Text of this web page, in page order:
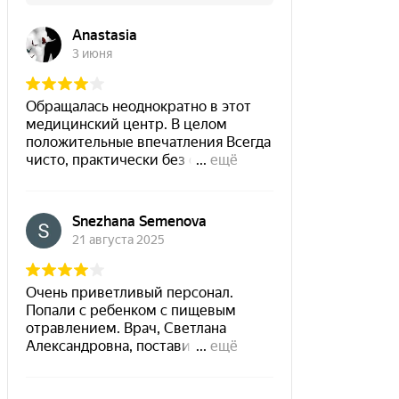
Врач очень вежливая и внимательная. Анализы
пришли на электронку, не нужно ходить на
повторный приём, тк все оказалось в норме.
Рекомендую. В клинике и у Давиденко была первый
ресепшн и в клинике. Доброжелательные и
улыбчивые.. Большая редкость в наше время.
Лариса, 15.05.2021
Лучший доктор! Только к ней!
Евгения, 19.02.2021
Приехала сюда после отвратительного приема
ночью в городской гинекологии. Там меня послали
прямым текстом с кровотечением длиной в 9 дней.
Приехала в Санталь утром, успокоили, сделали